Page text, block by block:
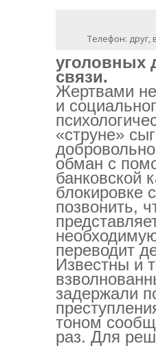
Телефон: друг,
уголовных
связи.
Жертвами
и
«струне»
обман с
банковской
блокировке
позвонить,
переводит
Известны и
задержали
тоном
раз. Для